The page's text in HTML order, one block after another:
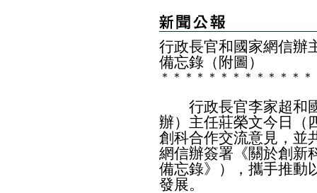
行政長官和國家網信辦
備忘錄（附圖）
＊ ＊ ＊ ＊ ＊ ＊ ＊ ＊ ＊ ＊ ＊ ＊ ＊
行政長官李家超和國
辦）主任莊榮文今日（
創科合作交流意見，並
網信辦簽署《關於創新
備忘錄》），攜手推動
發展。